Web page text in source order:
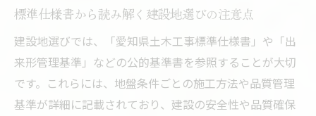
標準仕様書から読み解く建設地選びの注意点
建設地選びでは、「愛知県土木工事標準仕様書」や「出
来形管理基準」などの公的基準書を参照することが大切
です。これらには、地盤条件ごとの施工方法や品質管理
基準が詳細に記載されており、建設の安全性や品質確保